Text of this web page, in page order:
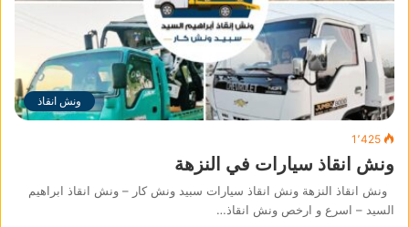
ونش انقاذ
1٬425
ونش انقاذ سيارات في النزهة
ونش انقاذ النزهة ونش انقاذ سيارات سبيد ونش كار – ونش انقاذ ابراهيم
السيد – اسرع و ارخص ونش انقاذ…